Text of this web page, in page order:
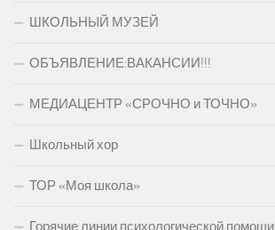
ШКОЛЬНЫЙ МУЗЕЙ
ОБЪЯВЛЕНИЕ:ВАКАНСИИ!!!
МЕДИАЦЕНТР «СРОЧНО и ТОЧНО»
Школьный хор
ТОР «Моя школа»
Горячие линии психологической помощи